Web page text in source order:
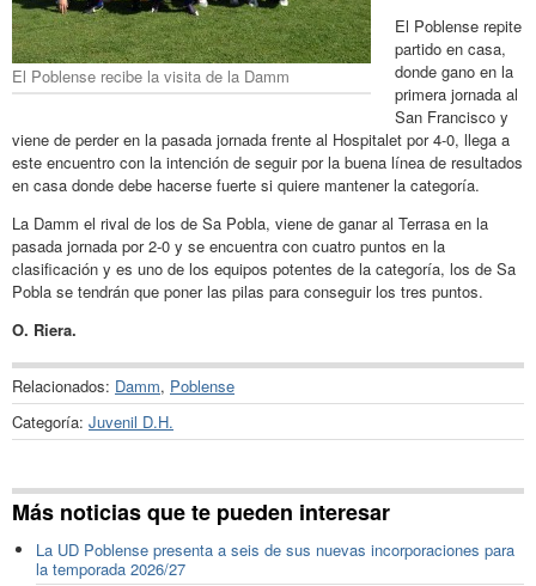
El Poblense recibe la visita de la Damm
El Poblense repite
partido en casa,
donde gano en la
primera jornada al
San Francisco y
viene de perder en la pasada jornada frente al Hospitalet por 4-0, llega a
este encuentro con la intención de seguir por la buena línea de resultados
en casa donde debe hacerse fuerte si quiere mantener la categoría.
La Damm el rival de los de Sa Pobla, viene de ganar al Terrasa en la
pasada jornada por 2-0 y se encuentra con cuatro puntos en la
clasificación y es uno de los equipos potentes de la categoría, los de Sa
Pobla se tendrán que poner las pilas para conseguir los tres puntos.
O. Riera.
Relacionados: Damm, Poblense
Categoría: Juvenil D.H.
Más noticias que te pueden interesar
La UD Poblense presenta a seis de sus nuevas incorporaciones para
la temporada 2026/27